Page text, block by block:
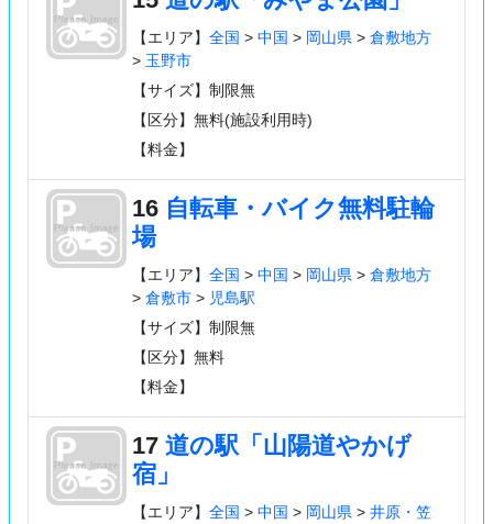
【エリア】 全国 > 中国 > 岡山県 > 倉敷地方
> 玉野市
【サイズ】制限無
【区分】無料(施設利用時)
【料金】
16 自転車・バイク無料駐輪
場
【エリア】 全国 > 中国 > 岡山県 > 倉敷地方
> 倉敷市> 児島駅
【サイズ】制限無
【区分】無料
【料金】
17 道の駅「山陽道やかげ
宿」
【エリア】 全国 > 中国 > 岡山県 > 井原・笠